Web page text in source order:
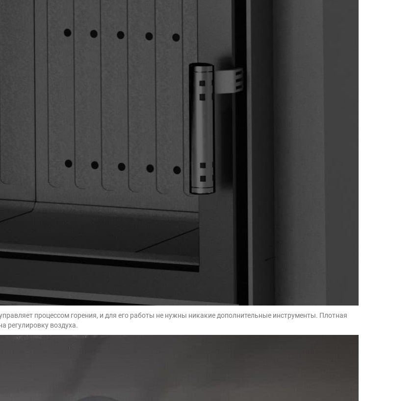
процессом горения, и для его работы не нужны никакие дополнительные инструменты. Плотная
регулировку воздуха.